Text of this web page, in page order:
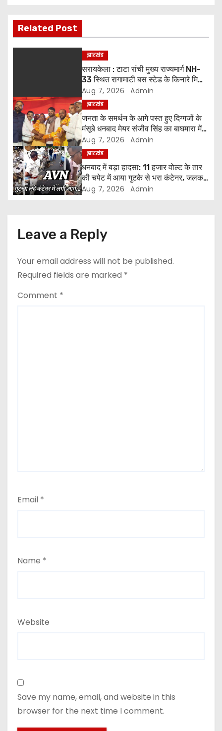
t
n
i
g
a
t
i
n
Related Post
झारखंड
सरायकेला : टाटा रांची मुख्य राज्यमार्ग NH-
33 स्थित रागामाटी बस स्टेड के किनारे मिला
अज्ञात शव, पुलिस ने शुरू की जांच।
Aug 7, 2026 Admin
झारखंड
जनता के समर्थन के आगे पस्त हुए दिग्गजों के
मंसूबे धनबाद मेयर संजीव सिंह का बाघमारा में
हुंकार, बोले– “जब भी जरूरत होगी, जनता के
बीच मौजूद रहूंगा”
Aug 7, 2026 Admin
झारखंड
धनबाद में बड़ा हादसा: 11 हजार वोल्ट के तार
की चपेट में आया गुटके से भरा कंटेनर, जलकर
खाक हुआ 50 लाख का माल
Aug 7, 2026 Admin
Leave a Reply
Your email address will not be published.
Required fields are marked *
Comment *
Email *
Name *
Website
Save my name, email, and website in this
browser for the next time I comment.